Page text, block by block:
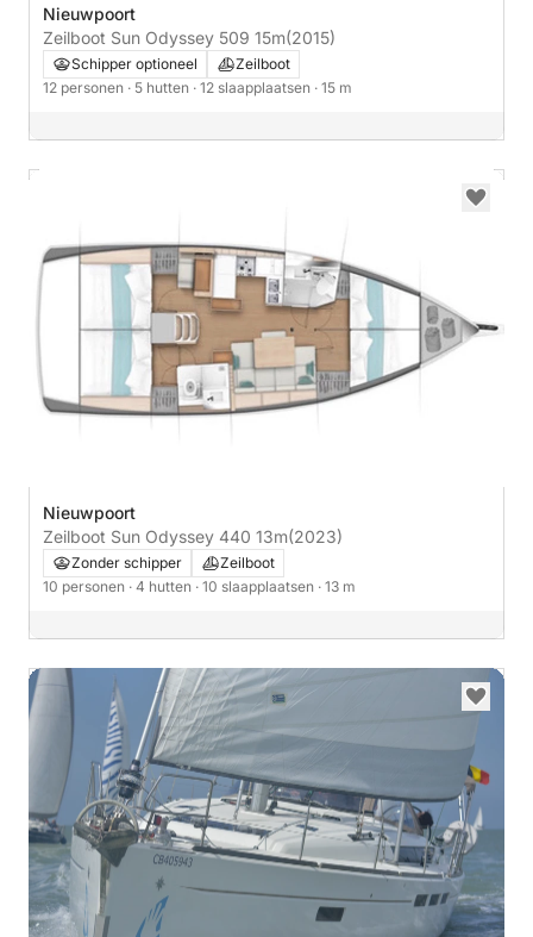
Nieuwpoort
Zeilboot Sun Odyssey 509 15m(2015)
Schipper optioneel
Zeilboot
12 personen · 5 hutten · 12 slaapplaatsen · 15 m
Nieuwpoort
Zeilboot Sun Odyssey 440 13m(2023)
Zonder schipper
Zeilboot
10 personen · 4 hutten · 10 slaapplaatsen · 13 m